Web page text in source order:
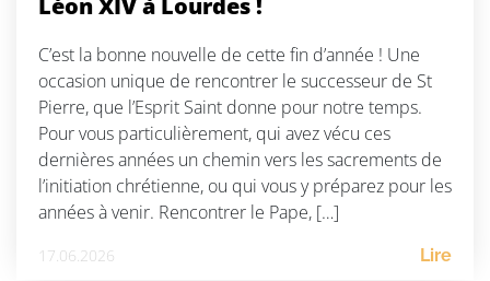
Léon XIV à Lourdes !
C’est la bonne nouvelle de cette fin d’année ! Une
occasion unique de rencontrer le successeur de St
Pierre, que l’Esprit Saint donne pour notre temps.
Pour vous particulièrement, qui avez vécu ces
dernières années un chemin vers les sacrements de
l’initiation chrétienne, ou qui vous y préparez pour les
années à venir. Rencontrer le Pape, […]
17.06.2026 Lire